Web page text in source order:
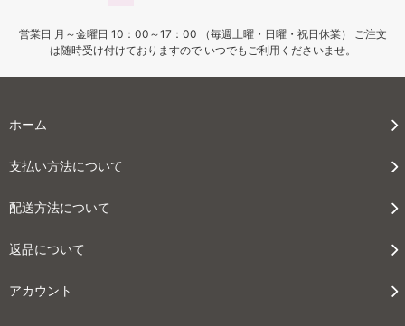
営業日 月～金曜日 10：00～17：00 （毎週土曜・日曜・祝日休業） ご注文
は随時受け付けておりますので いつでもご利用くださいませ。
ホーム
支払い方法について
配送方法について
返品について
アカウント